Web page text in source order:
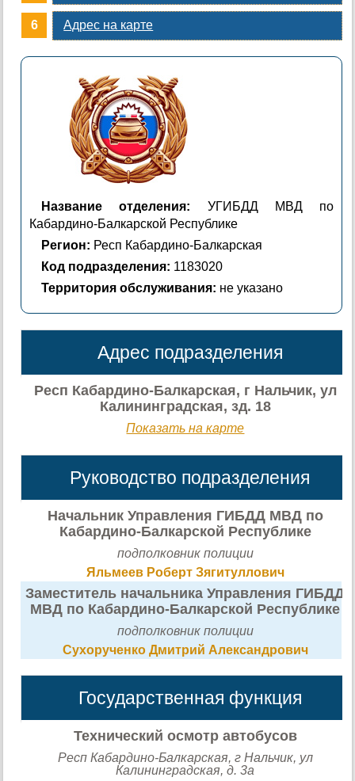
Адрес на карте
Название отделения: УГИБДД МВД по
Кабардино-Балкарской Республике
Регион: Респ Кабардино-Балкарская
Код подразделения: 1183020
Территория обслуживания: не указано
Адрес подразделения
Респ Кабардино-Балкарская, г Нальчик, ул
Калининградская, зд. 18
Показать на карте
Руководство подразделения
Начальник Управления ГИБДД МВД по
Кабардино-Балкарской Республике
подполковник полиции
Яльмеев Роберт Зягитуллович
Заместитель начальника Управления ГИБДД
МВД по Кабардино-Балкарской Республике
подполковник полиции
Сухорученко Дмитрий Александрович
Государственная функция
Технический осмотр автобусов
Респ Кабардино-Балкарская, г Нальчик, ул
Калининградская, д. 3а